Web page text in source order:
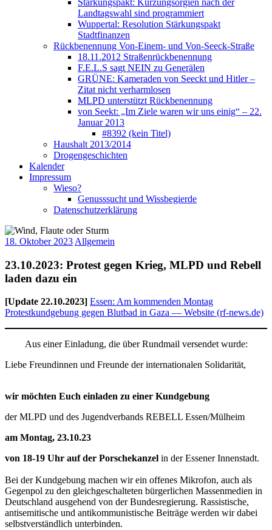
Stärkungspakt: Kürzungsorgien nach der
Landtagswahl sind programmiert
Wuppertal: Resolution Stärkungspakt
Stadtfinanzen
Rückbenennung Von-Einem- und Von-Seeck-Straße
18.11.2012 Straßenrückbenennung
F.E.L.S sagt NEIN zu Generälen
GRÜNE: Kameraden von Seeckt und Hitler –
Zitat nicht verharmlosen
MLPD unterstützt Rückbenennung
von Seekt: „Im Ziele waren wir uns einig“ – 22.
Januar 2013
#8392 (kein Titel)
Haushalt 2013/2014
Drogengeschichten
Kalender
Impressum
Wieso?
Genusssucht und Wissbegierde
Datenschutzerklärung
18. Oktober 2023 Allgemein
23.10.2023: Protest gegen Krieg, MLPD und Rebell
laden dazu ein
[Update 22.10.2023] Essen: Am kommenden Montag
Protestkundgebung gegen Blutbad in Gaza — Website (rf-news.de)
Aus einer Einladung, die über Rundmail versendet wurde:
Liebe Freundinnen und Freunde der internationalen Solidarität,
wir möchten Euch einladen zu einer Kundgebung
der MLPD und des Jugendverbands REBELL Essen/Mülheim
am Montag, 23.10.23
von 18-19 Uhr auf der Porschekanzel in der Essener Innenstadt.
Bei der Kundgebung machen wir ein offenes Mikrofon, auch als
Gegenpol zu den gleichgeschalteten bürgerlichen Massenmedien in
Deutschland ausgehend von der Bundesregierung. Rassistische,
antisemitische und antikommunistische Beiträge werden wir dabei
selbstverständlich unterbinden.